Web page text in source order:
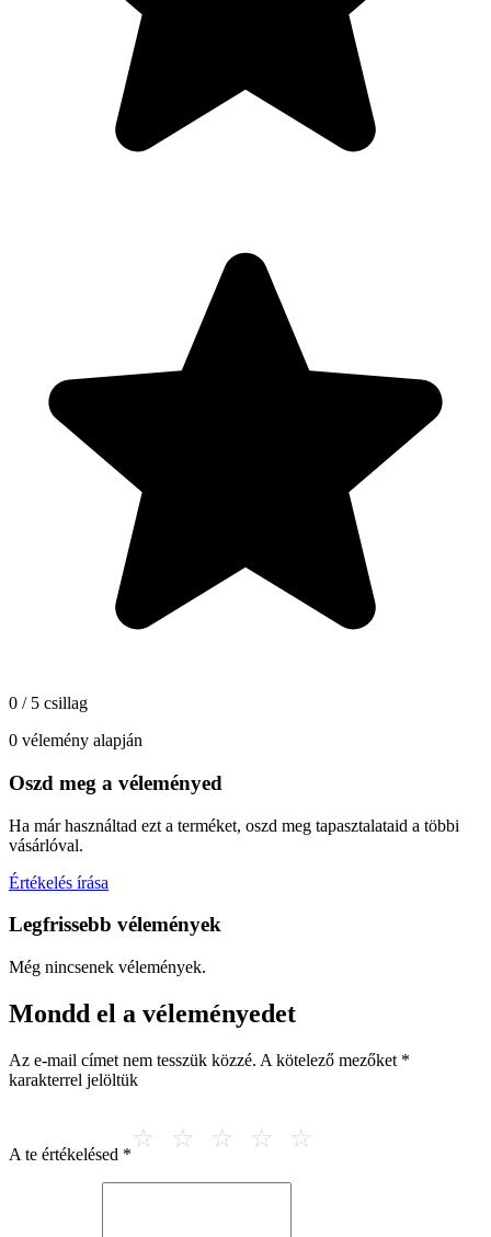
0 / 5 csillag
0 vélemény alapján
Oszd meg a véleményed
Ha már használtad ezt a terméket, oszd meg tapasztalataid a többi
vásárlóval.
Értékelés írása
Legfrissebb vélemények
Még nincsenek vélemények.
Mondd el a véleményedet
Az e-mail címet nem tesszük közzé. A kötelező mezőket *
karakterrel jelöltük
A te értékelésed *